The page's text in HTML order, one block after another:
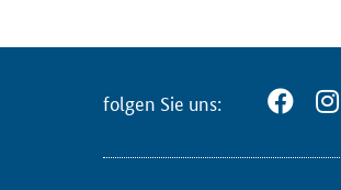
fol­gen Sie uns: